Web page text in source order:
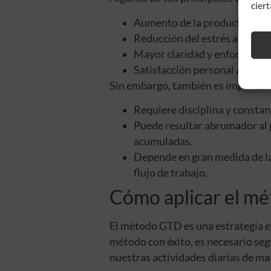
Aumento de la productividad
Reducción del estrés al
Mayor claridad y enfoque al
Satisfacción personal al
Sin embargo, también es
Requiere disciplina y
Puede resultar abrumador
acumuladas.
Depende en gran medida de
flujo de trabajo.
Cómo aplicar el
El método GTD es una estrategia
método con éxito, es necesario
nuestras actividades diarias de